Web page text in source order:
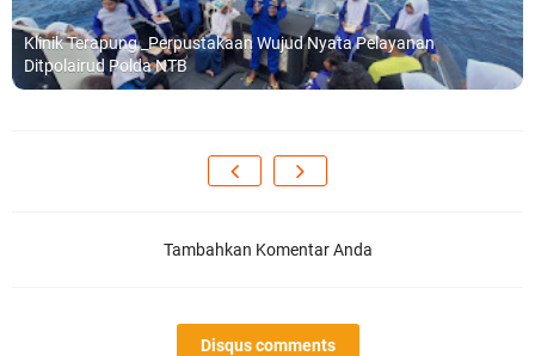
Klinik Terapung _Perpustakaan Wujud Nyata Pelayanan
Ditpolairud Polda NTB
Tambahkan Komentar Anda
Disqus comments